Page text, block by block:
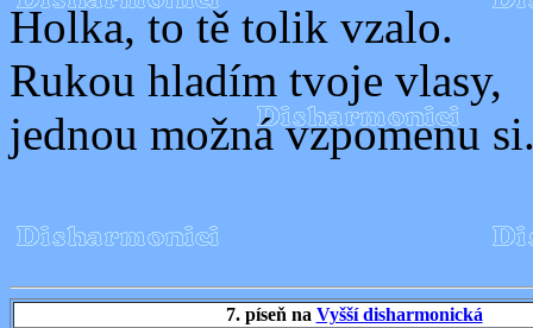
Holka, to tě tolik vzalo.
Rukou hladím tvoje vlasy,
jednou možná vzpomenu
7. píseň na Vyšší disharmonická